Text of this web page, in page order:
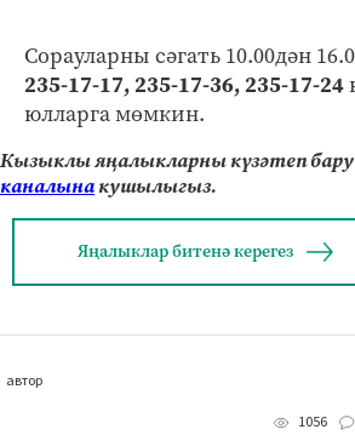
Сорауларны сәгать 10.00дән
235-17-17, 235-17-36, 235-17-24
юлларга мөмкин.
Кызыклы яңалыкларны күзәтеп бару
каналынакушылыгыз.
Яңалыклар битенә керегез
автор
1056